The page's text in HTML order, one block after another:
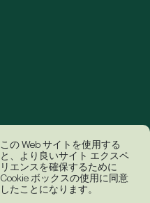
この Web サイトを使用する
と、より良いサイト エクスペ
リエンスを確保するために
Cookie ボックスの使用に同意
したことになります。